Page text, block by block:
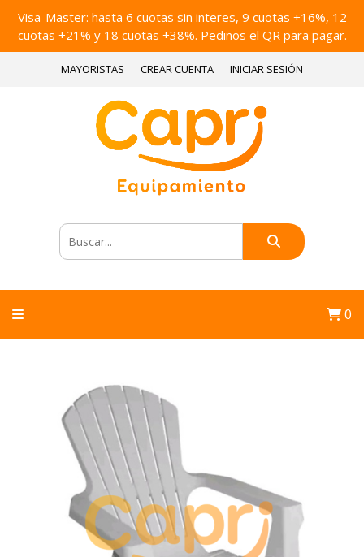
Visa-Master: hasta 6 cuotas sin interes, 9 cuotas +16%, 12
cuotas +21% y 18 cuotas +38%. Pedinos el QR para pagar.
MAYORISTAS CREAR CUENTA INICIAR SESIÓN
0